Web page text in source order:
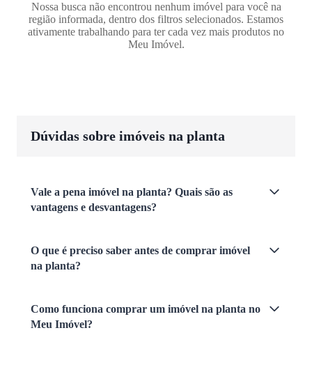
Nossa busca não encontrou nenhum imóvel para você na
região informada, dentro dos filtros selecionados. Estamos
ativamente trabalhando para ter cada vez mais produtos no
Meu Imóvel.
Dúvidas sobre imóveis na planta
Vale a pena imóvel na planta? Quais são as
vantagens e desvantagens?
O que é preciso saber antes de comprar imóvel
na planta?
Como funciona comprar um imóvel na planta no
Meu Imóvel?